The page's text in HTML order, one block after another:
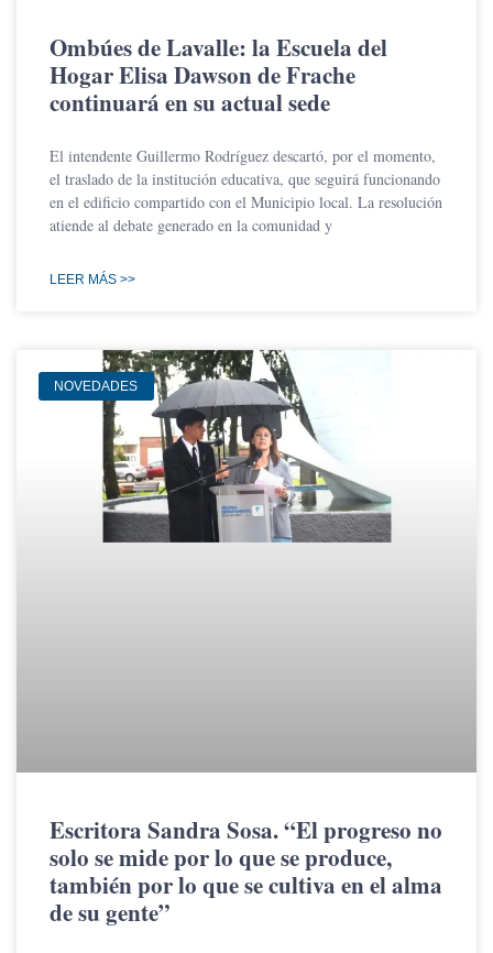
Ombúes de Lavalle: la Escuela del
Hogar Elisa Dawson de Frache
continuará en su actual sede
El intendente Guillermo Rodríguez descartó, por el momento,
el traslado de la institución educativa, que seguirá funcionando
en el edificio compartido con el Municipio local. La resolución
atiende al debate generado en la comunidad y
LEER MÁS >>
NOVEDADES
Escritora Sandra Sosa. “El progreso no
solo se mide por lo que se produce,
también por lo que se cultiva en el alma
de su gente”